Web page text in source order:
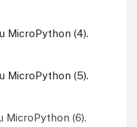
MicroPython (4).
MicroPython (5).
MicroPython (6).